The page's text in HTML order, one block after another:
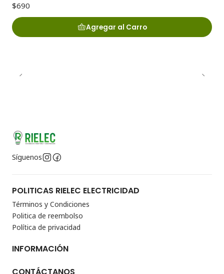
$690
Agregar al Carro
Síguenos
POLITICAS RIELEC ELECTRICIDAD
Términos y Condiciones
Politica de reembolso
Política de privacidad
INFORMACIÓN